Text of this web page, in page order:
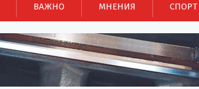
ВАЖНО МНЕНИЯ СПОРТ